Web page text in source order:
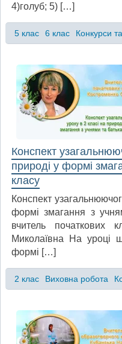
4)голуб; 5) […]
5 клас 6 клас Конкурси та
Конспект
природі у формі
класу
Конспект
формі змагання з
вчитель початкових
Миколаївна На уроці
формі […]
2 клас Виховна робота